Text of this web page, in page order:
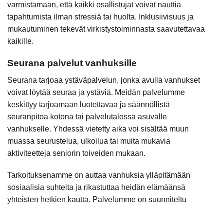
varmistamaan, että kaikki osallistujat voivat nauttia
tapahtumista ilman stressiä tai huolta. Inklusiivisuus ja
mukautuminen tekevät virkistystoiminnasta saavutettavaa
kaikille.
Seurana palvelut vanhuksille
Seurana tarjoaa ystäväpalvelun, jonka avulla vanhukset
voivat löytää seuraa ja ystäviä. Meidän palvelumme
keskittyy tarjoamaan luotettavaa ja säännöllistä
seuranpitoa kotona tai palvelutalossa asuvalle
vanhukselle. Yhdessä vietetty aika voi sisältää muun
muassa seurustelua, ulkoilua tai muita mukavia
aktiviteetteja seniorin toiveiden mukaan.
Tarkoituksenamme on auttaa vanhuksia ylläpitämään
sosiaalisia suhteita ja rikastuttaa heidän elämäänsä
yhteisten hetkien kautta. Palvelumme on suunniteltu